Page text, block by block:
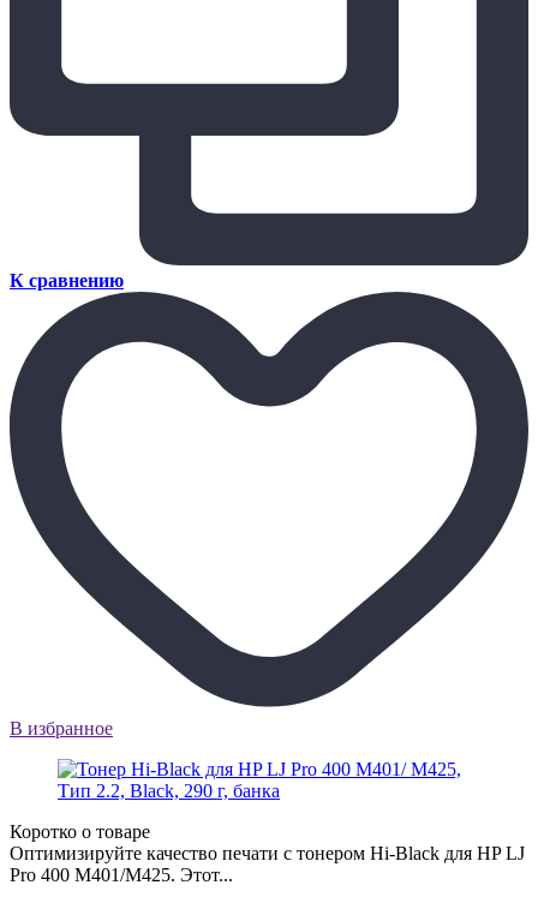
К сравнению
В избранное
Коротко о товаре
Оптимизируйте качество печати с тонером Hi-Black для HP LJ
Pro 400 M401/M425. Этот...